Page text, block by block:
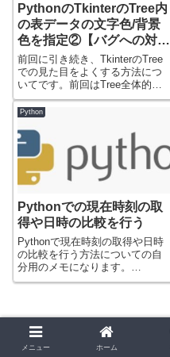
PythonのTkinterのTree内
の表データの文字色/背景
色を指定②【バグへの対
応】
前回に引き続き、TkinterのTree
での見た目をよくする方法につ
いてです。前回はTree全体的
な...
Python
Pythonでの現在時刻の取
得や日時の比較を行う
Pythonで現在時刻の取得や日時
の比較を行う方法についての自
分用のメモになります。
datetime...
メニュー ホーム